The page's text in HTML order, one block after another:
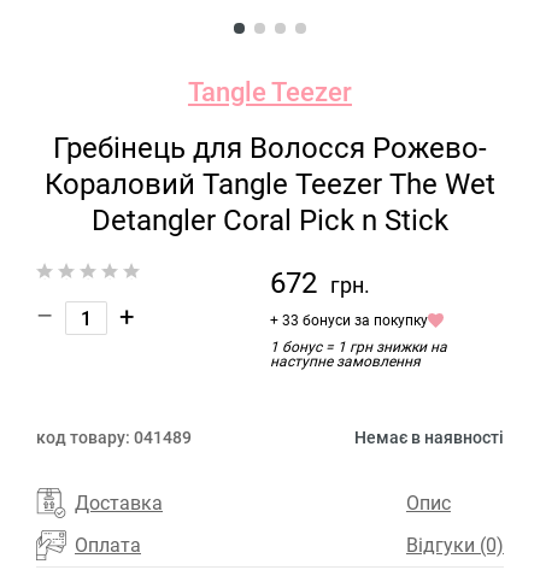
Tangle Teezer
Гребінець для Волосся Рожево-
Кораловий Tangle Teezer The Wet
Detangler Coral Pick n Stick
– +
672 грн.
+ 33 бонуси за покупку
1 бонус = 1 грн знижки на
наступне замовлення
код товару: 041489 Немає в наявності
Доставка
Оплата
Опис
Відгуки (0)